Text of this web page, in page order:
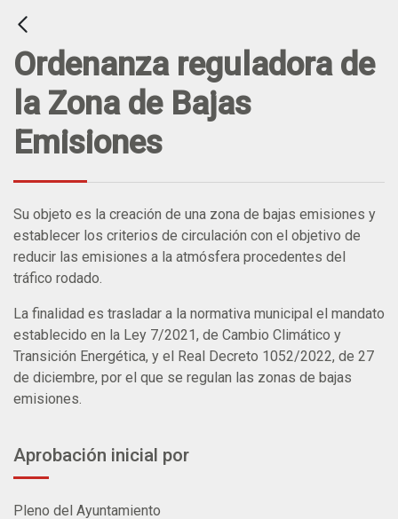
Ordenanza reguladora de
la Zona de Bajas
Emisiones
Su objeto es la creación de una zona de bajas emisiones y
establecer los criterios de circulación con el objetivo de
reducir las emisiones a la atmósfera procedentes del
tráfico rodado.
La finalidad es trasladar a la normativa municipal el mandato
establecido en la Ley 7/2021, de Cambio Climático y
Transición Energética, y el Real Decreto 1052/2022, de 27
de diciembre, por el que se regulan las zonas de bajas
emisiones.
Aprobación inicial por
Pleno del Ayuntamiento